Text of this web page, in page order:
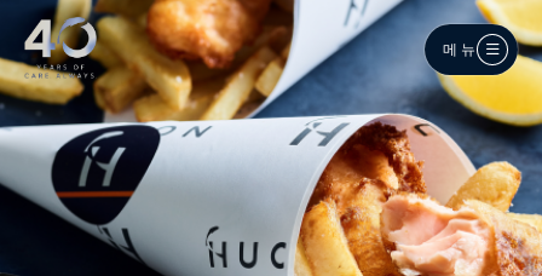
메인 콘텐츠로 건너뛰기
메뉴